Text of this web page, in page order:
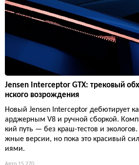
Jensen Interceptor GTX: трековый
нского возрождения
Новый Jensen Interceptor дебютирует
арджерным V8 и ручной сборкой.
кий путь — без краш-тестов и
жные версии, но пока это красивый
иями.